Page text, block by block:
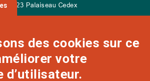
91 123 Palaiseau Cedex
NOUS CONTACTER
des cookies sur ce
votre
d’utilisateur.